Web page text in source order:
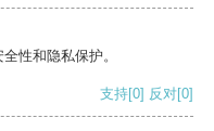
性和隐私保护。
支持[0] 反对[0]